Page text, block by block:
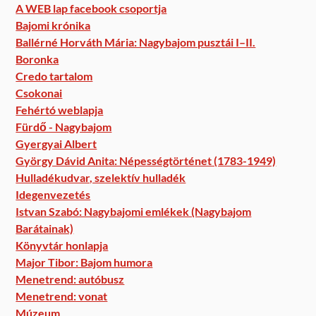
A WEB lap facebook csoportja
Bajomi krónika
Ballérné Horváth Mária: Nagybajom pusztái I–II.
Boronka
Credo tartalom
Csokonai
Fehértó weblapja
Fürdő - Nagybajom
Gyergyai Albert
György Dávid Anita: Népességtörténet (1783-1949)
Hulladékudvar, szelektív hulladék
Idegenvezetés
Istvan Szabó: Nagybajomi emlékek (Nagybajom
Barátainak)
Könyvtár honlapja
Major Tibor: Bajom humora
Menetrend: autóbusz
Menetrend: vonat
Múzeum